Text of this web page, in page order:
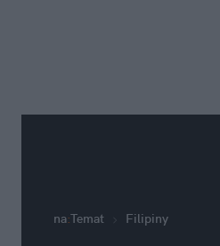
na:Temat Filipiny